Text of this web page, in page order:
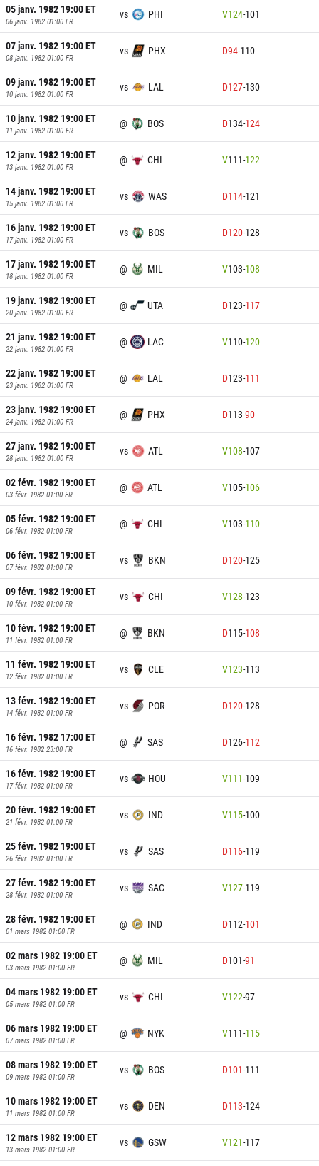
05 janv. 1982 19:00ET
06 janv. 1982 01:00 FR
vs PHI V124-101
07 janv. 1982 19:00ET
08 janv. 1982 01:00 FR
vs PHX D94-110
09 janv. 1982 19:00ET
10 janv. 1982 01:00 FR
vs LAL D127-130
10 janv. 1982 19:00ET
11 janv. 1982 01:00 FR
@ BOS D134-124
12 janv. 1982 19:00ET
13 janv. 1982 01:00 FR
@ CHI V111-122
14 janv. 1982 19:00ET
15 janv. 1982 01:00 FR
vs WAS D114-121
16 janv. 1982 19:00ET
17 janv. 1982 01:00 FR
vs BOS D120-128
17 janv. 1982 19:00ET
18 janv. 1982 01:00 FR
@ MIL V103-108
19 janv. 1982 19:00ET
20 janv. 1982 01:00 FR
@ UTA D123-117
21 janv. 1982 19:00ET
22 janv. 1982 01:00 FR
@ LAC V110-120
22 janv. 1982 19:00ET
23 janv. 1982 01:00 FR
@ LAL D123-111
23 janv. 1982 19:00ET
24 janv. 1982 01:00 FR
@ PHX D113-90
27 janv. 1982 19:00ET
28 janv. 1982 01:00 FR
vs ATL V108-107
02 févr. 1982 19:00ET
03 févr. 1982 01:00 FR
@ ATL V105-106
05 févr. 1982 19:00ET
06 févr. 1982 01:00 FR
@ CHI V103-110
06 févr. 1982 19:00ET
07 févr. 1982 01:00 FR
vs BKN D120-125
09 févr. 1982 19:00ET
10 févr. 1982 01:00 FR
vs CHI V128-123
10 févr. 1982 19:00ET
11 févr. 1982 01:00 FR
@ BKN D115-108
11 févr. 1982 19:00ET
12 févr. 1982 01:00 FR
vs CLE V123-113
13 févr. 1982 19:00ET
14 févr. 1982 01:00 FR
vs POR D120-128
16 févr. 1982 17:00ET
16 févr. 1982 23:00 FR
@ SAS D126-112
16 févr. 1982 19:00ET
17 févr. 1982 01:00 FR
vs HOU V111-109
20 févr. 1982 19:00ET
21 févr. 1982 01:00 FR
vs IND V115-100
25 févr. 1982 19:00ET
26 févr. 1982 01:00 FR
vs SAS D116-119
27 févr. 1982 19:00ET
28 févr. 1982 01:00 FR
vs SAC V127-119
28 févr. 1982 19:00ET
01 mars 1982 01:00 FR
@ IND D112-101
02 mars 1982 19:00ET
03 mars 1982 01:00 FR
@ MIL D101-91
04 mars 1982 19:00ET
05 mars 1982 01:00 FR
vs CHI V122-97
06 mars 1982 19:00ET
07 mars 1982 01:00 FR
@ NYK V111-115
08 mars 1982 19:00ET
09 mars 1982 01:00 FR
vs BOS D101-111
10 mars 1982 19:00ET
11 mars 1982 01:00 FR
vs DEN D113-124
12 mars 1982 19:00ET
13 mars 1982 01:00 FR
vs GSW V121-117